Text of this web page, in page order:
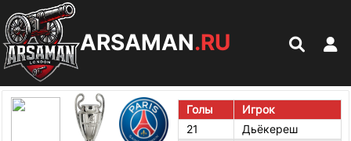
ARSAMAN.RU
Голы
Игрок
21
Дьёкереш